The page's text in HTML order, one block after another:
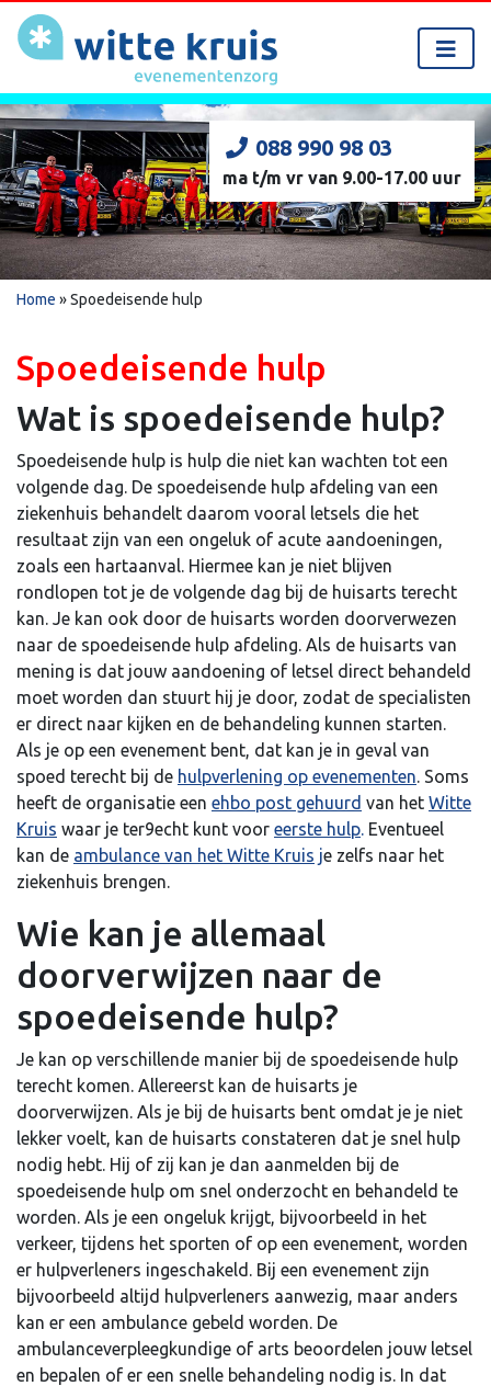
088 990 98 03
ma t/m vr van 9.00-17.00 uur
Home »Spoedeisende hulp
Spoedeisende hulp
Wat is spoedeisende hulp?
Spoedeisende hulp is hulp die niet kan wachten tot een
volgende dag. De spoedeisende hulp afdeling van een
ziekenhuis behandelt daarom vooral letsels die het
resultaat zijn van een ongeluk of acute aandoeningen,
zoals een hartaanval. Hiermee kan je niet blijven
rondlopen tot je de volgende dag bij de huisarts terecht
kan. Je kan ook door de huisarts worden doorverwezen
naar de spoedeisende hulp afdeling. Als de huisarts van
mening is dat jouw aandoening of letsel direct behandeld
moet worden dan stuurt hij je door, zodat de specialisten
er direct naar kijken en de behandeling kunnen starten.
Als je op een evenement bent, dat kan je in geval van
spoed terecht bij de hulpverlening op evenementen. Soms
heeft de organisatie een ehbo post gehuurd van het Witte
Kruis waar je ter9echt kunt voor eerste hulp. Eventueel
kan de ambulance van het Witte Kruis je zelfs naar het
ziekenhuis brengen.
Wie kan je allemaal
doorverwijzen naar de
spoedeisende hulp?
Je kan op verschillende manier bij de spoedeisende hulp
terecht komen. Allereerst kan de huisarts je
doorverwijzen. Als je bij de huisarts bent omdat je je niet
lekker voelt, kan de huisarts constateren dat je snel hulp
nodig hebt. Hij of zij kan je dan aanmelden bij de
spoedeisende hulp om snel onderzocht en behandeld te
worden. Als je een ongeluk krijgt, bijvoorbeeld in het
verkeer, tijdens het sporten of op een evenement, worden
er hulpverleners ingeschakeld. Bij een evenement zijn
bijvoorbeeld altijd hulpverleners aanwezig, maar anders
kan er een ambulance gebeld worden. De
ambulanceverpleegkundige of arts beoordelen jouw letsel
en bepalen of er een snelle behandeling nodig is. In dat